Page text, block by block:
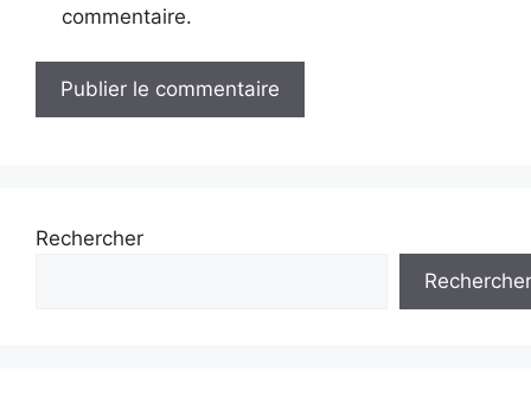
commentaire.
Rechercher
Rechercher